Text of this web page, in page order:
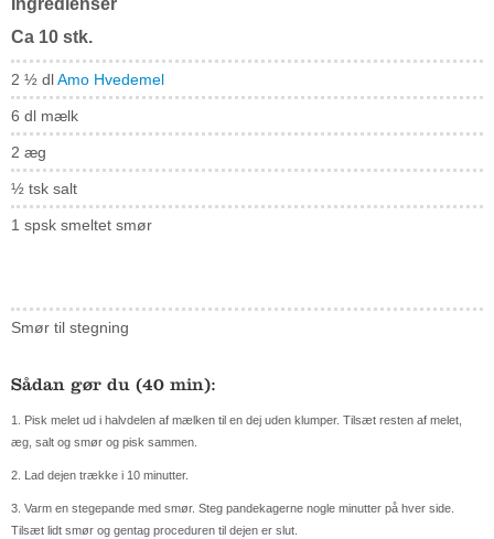
Ingredienser
Ca 10 stk.
2 ½ dlAmo Hvedemel
6 dl mælk
2 æg
½ tsk salt
1 spsk smeltet smør
Smør til stegning
Sådan gør du (40 min):
1. Pisk melet ud i halvdelen af mælken til en dej uden klumper. Tilsæt resten af melet,
æg, salt og smør og pisk sammen.
2. Lad dejen trække i 10 minutter.
3. Varm en stegepande med smør. Steg pandekagerne nogle minutter på hver side.
Tilsæt lidt smør og gentag proceduren til dejen er slut.